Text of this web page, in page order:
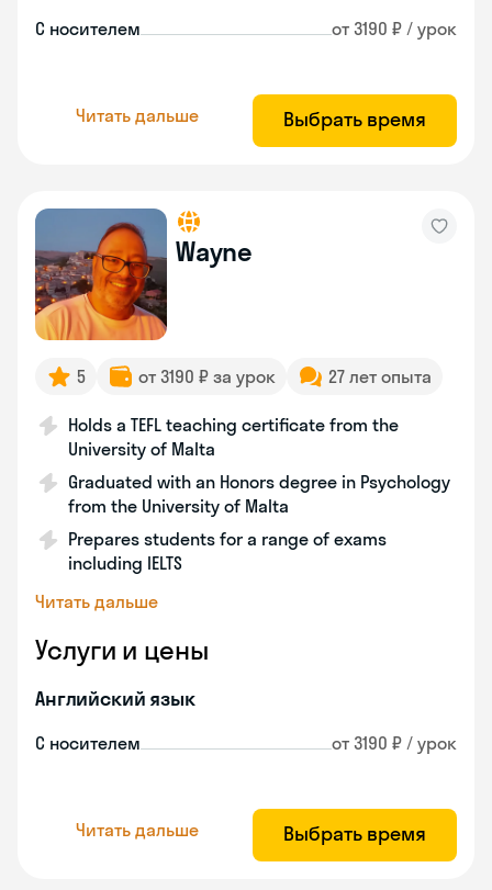
С носителем от 3190 ₽ / урок
Читать дальше Выбрать время
Wayne
5 от 3190 ₽ за урок 27 лет опыта
Holds a TEFL teaching certificate from the
University of Malta
Graduated with an Honors degree in Psychology
from the University of Malta
Prepares students for a range of exams
including IELTS
Читать дальше
Услуги и цены
Английский язык
С носителем от 3190 ₽ / урок
Читать дальше Выбрать время